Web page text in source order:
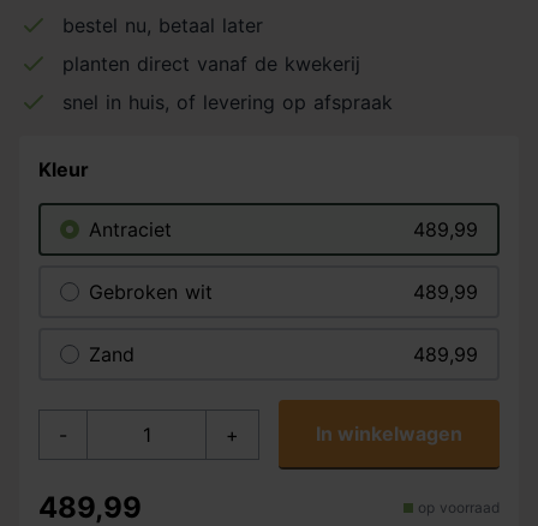
bestel nu, betaal later
planten direct vanaf de kwekerij
snel in huis, of levering op afspraak
Kleur
Antraciet 489,99
Gebroken wit 489,99
Zand 489,99
- + In winkelwagen
489,99 op voorraad